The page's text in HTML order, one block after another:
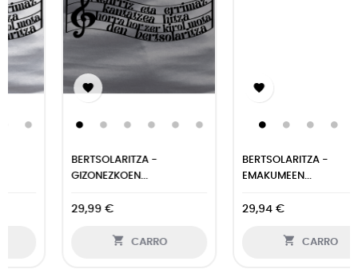

BERTSOLARITZA -
GIZONEZKOEN...
CARRO

BERTSOLARITZA -
EMAKUMEEN...
CARRO